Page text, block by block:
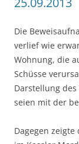
Die
verlief wie
Wohnung, die
Schüsse
Darstellung
seien mit der
Dagegen